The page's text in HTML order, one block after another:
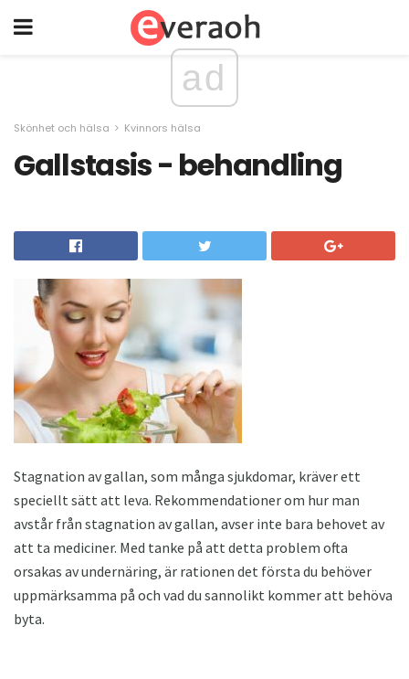
ad
Skönhet och hälsa Kvinnors hälsa
Gallstasis - behandling
Stagnation av gallan, som många sjukdomar, kräver ett
speciellt sätt att leva. Rekommendationer om hur man
avstår från stagnation av gallan, avser inte bara behovet av
att ta mediciner. Med tanke på att detta problem ofta
orsakas av undernäring, är rationen det första du behöver
uppmärksamma på och vad du sannolikt kommer att behöva
byta.